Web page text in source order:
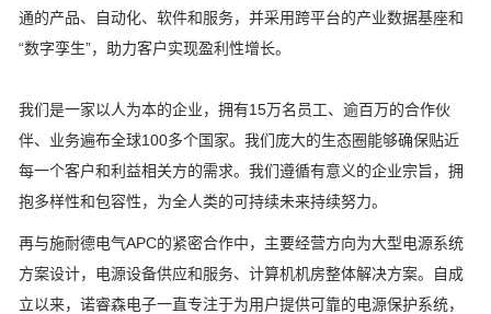
通的产品、自动化、软件和服务，并采用跨平台的产业数据基座和
“数字孪生”，助力客户实现盈利性增长。
我们是一家以人为本的企业，拥有15万名员工、逾百万的合作伙
伴、业务遍布全球100多个国家。我们庞大的生态圈能够确保贴近
每一个客户和利益相关方的需求。我们遵循有意义的企业宗旨，拥
抱多样性和包容性，为全人类的可持续未来持续努力。
再与施耐德电气APC的紧密合作中，主要经营方向为大型电源系统
方案设计，电源设备供应和服务、计算机机房整体解决方案。自成
立以来，诺睿森电子一直专注于为用户提供可靠的电源保护系统，